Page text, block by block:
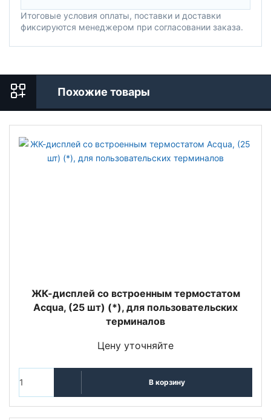
Итоговые условия оплаты, поставки и доставки
фиксируются менеджером при согласовании заказа.
Похожие товары
ЖК-дисплей со встроенным термостатом
Acqua, (25 шт) (*), для пользовательских
терминалов
Цену уточняйте
В корзину